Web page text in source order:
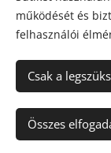
©
működését és
felhasználói
Csak a
Összes